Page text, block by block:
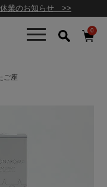
休業のお知らせ >>
0
ご座